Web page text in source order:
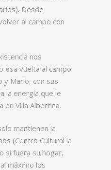
Desde
al campo con
nos
esa vuelta al campo
y Mario, con sus
la energía que le
en Villa Albertina.
mantienen la
(Centro Cultural la
si fuera su hogar,
máximo los